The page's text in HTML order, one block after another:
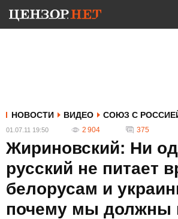
НОВОСТИ ВИДЕО СОЮЗ С
01.07.11 19:50 2 904 375
Жириновский: Ни
русский не питает
белорусам и
почему мы должны